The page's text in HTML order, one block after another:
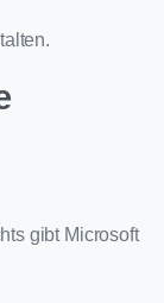
gibt Microsoft